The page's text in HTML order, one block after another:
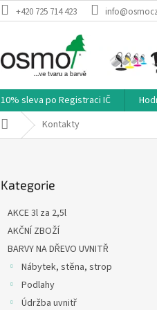
+420 725 714 423
10% sleva po Registraci IČ
Domů Kontakty
kategorie
Kategorie
AKCE 3l za 2,5l
AKČNÍ ZBOŽÍ
BARVY NA DŘEVO UVNITŘ
Nábytek, stěna, strop
Podlahy
Údržba uvnitř